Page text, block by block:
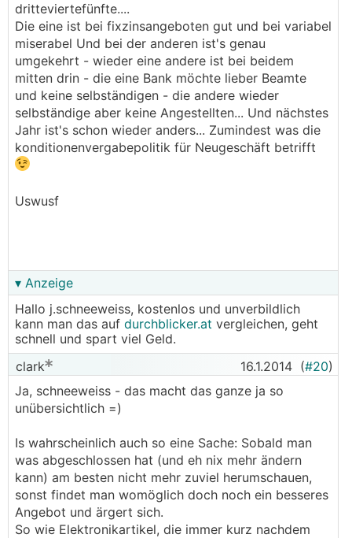
dritteviertefünfte....
Die eine ist bei fixzinsangeboten gut und bei variabel
miserabel Und bei der anderen ist's genau
umgekehrt - wieder eine andere ist bei beidem
mitten drin - die eine Bank möchte lieber Beamte
und keine selbständigen - die andere wieder
selbständige aber keine Angestellten... Und nächstes
Jahr ist's schon wieder anders... Zumindest was die
konditionenvergabepolitik für Neugeschäft betrifft
Uswusf
▾ Anzeige
Hallo j.schneeweiss, kostenlos und unverbildlich
kann man das auf durchblicker.at vergleichen, geht
schnell und spart viel Geld.
clark
16.1.2014 (#20)
Ja, schneeweiss - das macht das ganze ja so
unübersichtlich =)
Is wahrscheinlich auch so eine Sache: Sobald man
was abgeschlossen hat (und eh nix mehr ändern
kann) am besten nicht mehr zuviel herumschauen,
sonst findet man womöglich doch noch ein besseres
Angebot und ärgert sich.
So wie Elektronikartikel, die immer kurz nachdem